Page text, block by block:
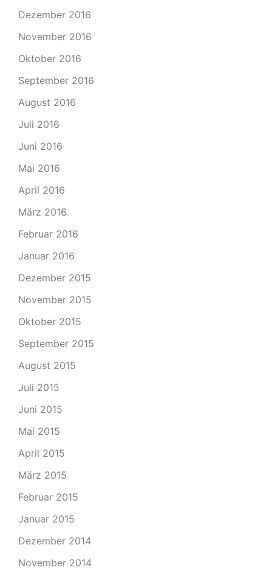
Dezember 2016
November 2016
Oktober 2016
September 2016
August 2016
Juli 2016
Juni 2016
Mai 2016
April 2016
März 2016
Februar 2016
Januar 2016
Dezember 2015
November 2015
Oktober 2015
September 2015
August 2015
Juli 2015
Juni 2015
Mai 2015
April 2015
März 2015
Februar 2015
Januar 2015
Dezember 2014
November 2014